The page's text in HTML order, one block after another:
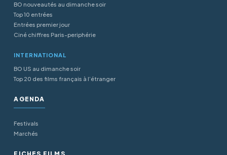
BO nouveautés au dimanche soir
Top 10 entrées
Entrées premier jour
Ciné chiffres Paris-periphérie
INTERNATIONAL
BO US au dimanche soir
Top 20 des films français à l’étranger
AGENDA
Festivals
Marchés